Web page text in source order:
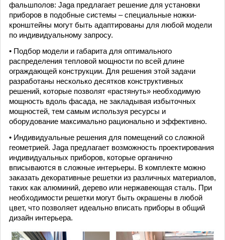
фальшполов: Jaga предлагает решение для установки
приборов в подобные системы – специальные ножки-
кронштейны могут быть адаптированы для любой модели
по индивидуальному запросу.
• Подбор модели и габарита для оптимального
распределения тепловой мощности по всей длине
ограждающей конструкции. Для решения этой задачи
разработаны несколько десятков конструктивных
решений, которые позволят «растянуть» необходимую
мощность вдоль фасада, не закладывая избыточных
мощностей, тем самым используя ресурсы и
оборудование максимально рационально и эффективно.
• Индивидуальные решения для помещений со сложной
геометрией. Jaga предлагает возможность проектирования
индивидуальных приборов, которые органично
вписываются в сложные интерьеры. В комплекте можно
заказать декоративные решетки из различных материалов,
таких как алюминий, дерево или нержавеющая сталь. При
необходимости решетки могут быть окрашены в любой
цвет, что позволяет идеально вписать приборы в общий
дизайн интерьера.